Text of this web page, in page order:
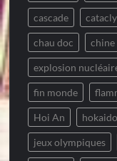
cascade
chau doc chine
explosion
fin monde
Hoi An hokaido
jeux olympiques